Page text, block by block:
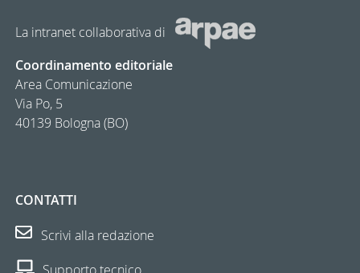
La intranet collaborativa di
Coordinamento editoriale
Area Comunicazione
Via Po, 5
40139 Bologna (BO)
CONTATTI
Scrivi alla redazione